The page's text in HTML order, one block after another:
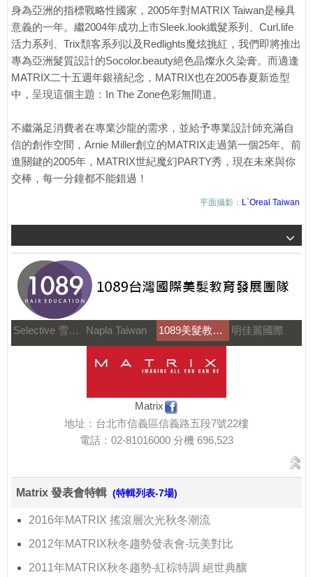
身為亞洲的指標戰略性國家，2005年對MATRIX Taiwan是極具
意義的一年。繼2004年成功上市Sleek.look纖髮系列、Curl.life
活力系列、Trix頹客系列以及Redlights魔炫挑紅，我們即將推出
專為亞洲髮質設計的Socolor.beauty絕色晶燦永久染膏。而適逢
MATRIX二十五週年銀禧紀念，MATRIX也在2005春夏新造型
中，呈現這個主題：In The Zone色彩無間道。
不繼滿足消費者在專業沙龍的需求，並給予專業設計師充滿自
信的創作空間，Arnie Miller創立的MATRIX走過第一個25年。前
進關鍵的2005年，MATRIX世紀魔幻PARTY秀，現在未來與你
交棒，每一分鐘都不能錯過！
平面攝影： L`Oreal Taiwan
Selective 雪樂媞 Napla Taiwan 1089美髮教育團隊 明佳麗國際
Matrix
地址：台北市信義區信義路五段7號22樓
電話：02-81016000 分機 696,523
Matrix 發表會特輯 (特輯列表-7場)
2016年MATRIX 搖滾層次光秋冬潮流
2012年MATRIX秋冬趨勢發表會-玩美對比
2011年MATRIX秋冬趨勢-紅棕特調 絕世典釀